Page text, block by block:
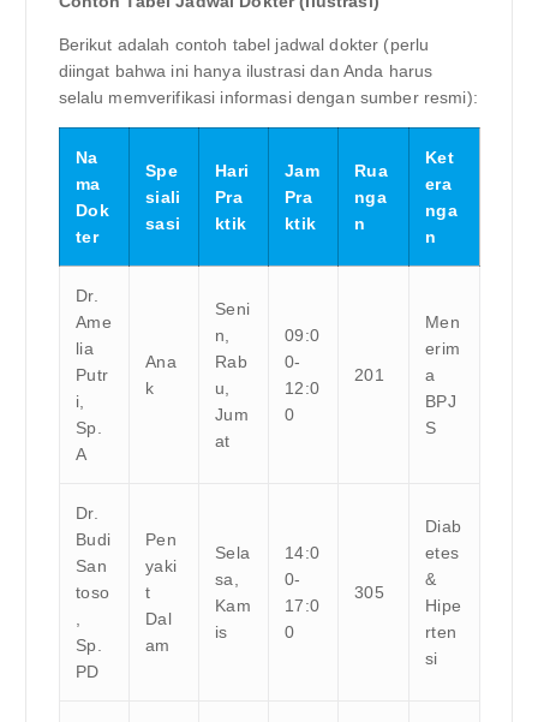
Berikut adalah contoh tabel jadwal dokter (perlu
diingat bahwa ini hanya ilustrasi dan Anda harus
selalu memverifikasi informasi dengan sumber resmi):
Na
ma
Dok
ter
Spe
siali
sasi
Hari
Pra
ktik
Jam
Pra
ktik
Rua
nga
n
Ket
era
nga
n
Dr.
Ame
lia
Putr
i,
Sp.
A
Ana
k
Seni
n,
Rab
u,
Jum
at
09:0
0-
12:0
0
201
Men
erim
a
BPJ
S
Dr.
Budi
San
toso
Sp.
PD
Pen
yaki
t
Dal
am
Sela
sa,
Kam
is
14:0
0-
17:0
0
305
Diab
etes
&
Hipe
rten
si